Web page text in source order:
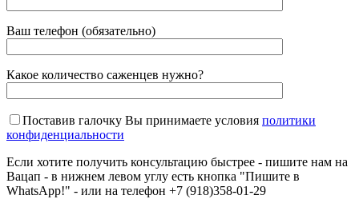
Ваш телефон (обязательно)
Какое количество саженцев нужно?
Поставив галочку Вы принимаете условия политики
конфиденциальности
Если хотите получить консультацию быстрее - пишите нам на
Вацап - в нижнем левом углу есть кнопка "Пишите в
WhatsApp!" - или на телефон +7 (918)358-01-29